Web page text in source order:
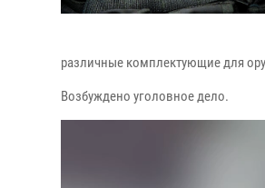
различные комплектующие для
Возбуждено уголовное дело.